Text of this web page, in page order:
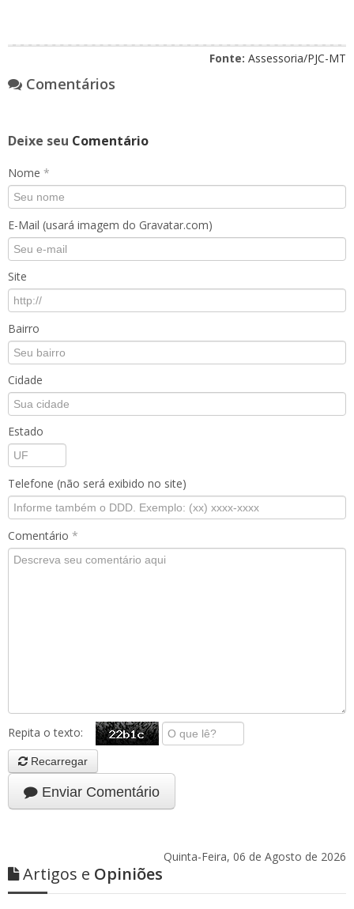
Fonte: Assessoria/PJC-MT
Comentários
Deixe seu Comentário
Nome *
E-Mail (usará imagem do Gravatar.com)
Site
Bairro
Cidade
Estado
Telefone (não será exibido no site)
Comentário *
Repita o texto:
Recarregar
Enviar Comentário
Quinta-Feira, 06 de Agosto de 2026
Artigos e Opiniões